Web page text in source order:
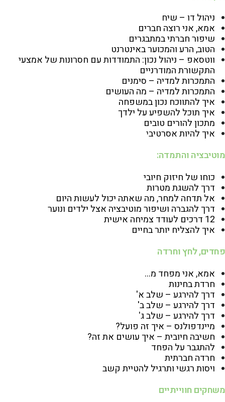
ניהול דו – שיח
אמא, אני רוצה חברים
שיפור חברתי במתבגרים
הטוב, הרע והמכוער באינטרנט
ווטסאפ – ניהול נכון: התמודדות עם חסרונות של אמצעי
התקשורת המודרניים
התמכרות למדיה – סימנים
התמכרות למדיה – מה העושים
איך להתווכח נכון במשפחה
איך תוכל להשפיע על ילדך
מתכון להורים טובים
איך להיות אסרטיבי
מוטיבציה והתמדה:
כוחו של חיזוק חיובי
דרך להשגת מטרות
אל תדחה למחר, מה שאתה יכול לעשות היום
דרך להגברה ושיפור מוטיבציה אצל ילדים ונוער
12 דרכים לעודד צמיחה אישית
איך להצליח יותר בחיים
פחדים, לחץ וחרדה
אמא, אני מפחד מ…
חרדת בחינות
דרך להירגע – שלב א'
דרך להירגע – שלב ב'
דרך להירגע – שלב ג'
מיינדפולנס – איך זה פועל?
חשיבה חיובית – איך עושים את זה?
להתגבר על הפחד
חרדה חברתית
ויסות רגשי ותרגיל להטיית קשב
משחקים חווייתיים